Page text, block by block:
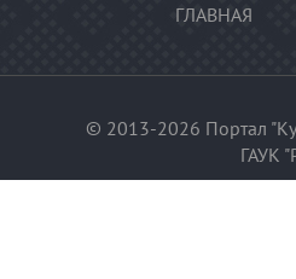
ГЛАВНАЯ
© 2013-2026 Портал
ГАУК